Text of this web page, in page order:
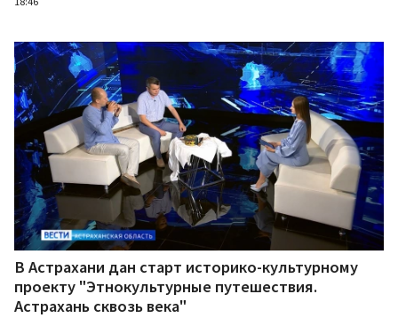
В Астрахани дан старт историко-культурному
проекту "Этнокультурные путешествия.
Астрахань сквозь века"